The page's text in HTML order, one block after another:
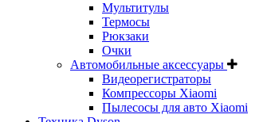
Мультитулы
Термосы
Рюкзаки
Очки
Автомобильные аксессуары
Видеорегистраторы
Компрессоры Xiaomi
Пылесосы для авто Xiaomi